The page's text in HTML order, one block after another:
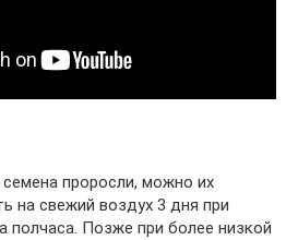
проросли, можно их
на свежий воздух 3 дня при
полчаса. Позже при более низкой